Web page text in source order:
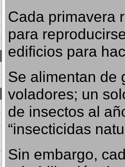
Cada primavera
para
edificios para
Se alimentan de
voladores; un
de insectos al
“insecticidas
Sin embargo,